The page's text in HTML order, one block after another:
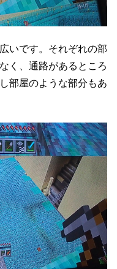
いです。それぞれの部
く、通路があるところ
部屋のような部分もあ